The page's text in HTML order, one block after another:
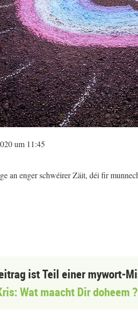
um 11:45
an enger schwéirer Zäit, déi fir
ist Teil einer mywort-
Wat maacht Dir doheem ?